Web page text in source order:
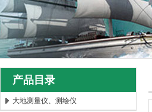
产品目录
大地测量仪、测绘仪